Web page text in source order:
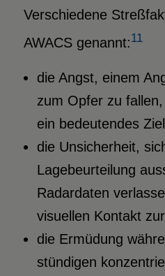
Verschiedene
AWACS genannt:11
die Angst, einem
zum Opfer zu
ein bedeutendes
die Unsicherheit,
Lagebeurteilung
Radardaten
visuellen Kontakt
die Ermüdung
stündigen